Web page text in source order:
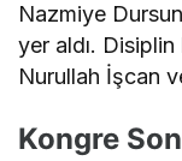
Nazmiye
yer aldı.
Nurullah İşcan
Kongre